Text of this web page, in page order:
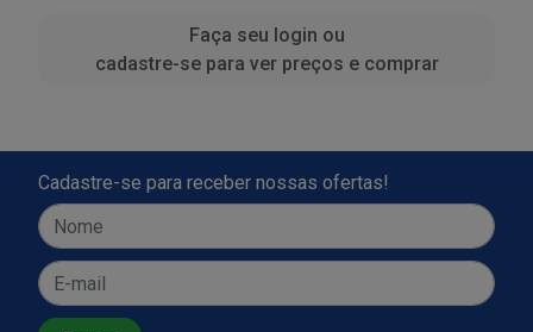
Faça seu login ou
cadastre-se para ver preços e comprar
Cadastre-se para receber nossas ofertas!